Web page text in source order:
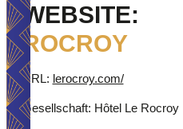
WEBSITE:
ROCROY
URL: lerocroy.com/
Gesellschaft: Hôtel Le Rocroy